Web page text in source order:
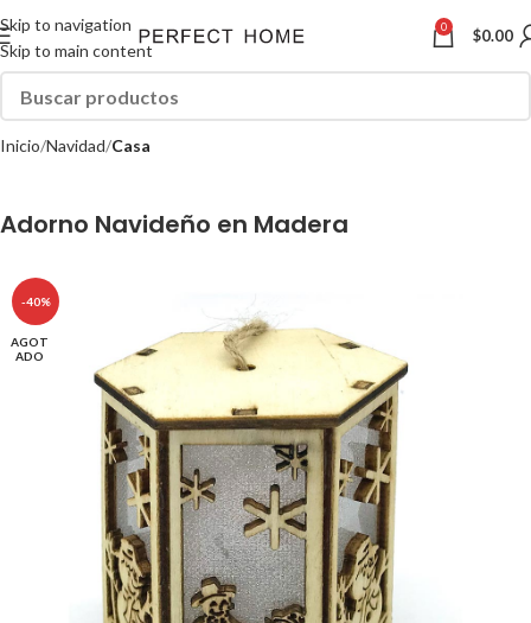
Skip to navigation
Skip to main content
0 $0.00
Inicio Navidad Casa
Adorno Navideño en Madera
-40%
AGOT
ADO